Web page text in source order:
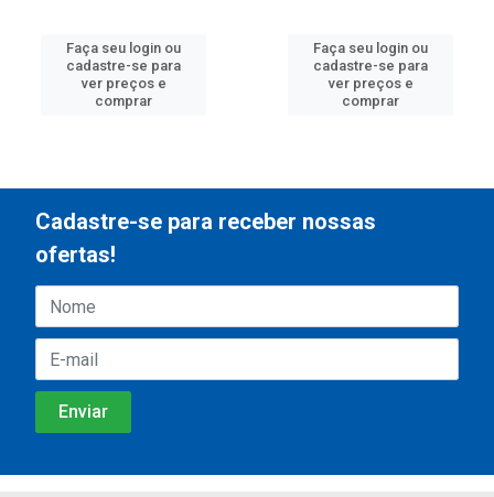
Faça seu login ou
cadastre-se para
ver preços e
comprar
Faça seu login ou
cadastre-se para
ver preços e
comprar
Cadastre-se para receber nossas
ofertas!